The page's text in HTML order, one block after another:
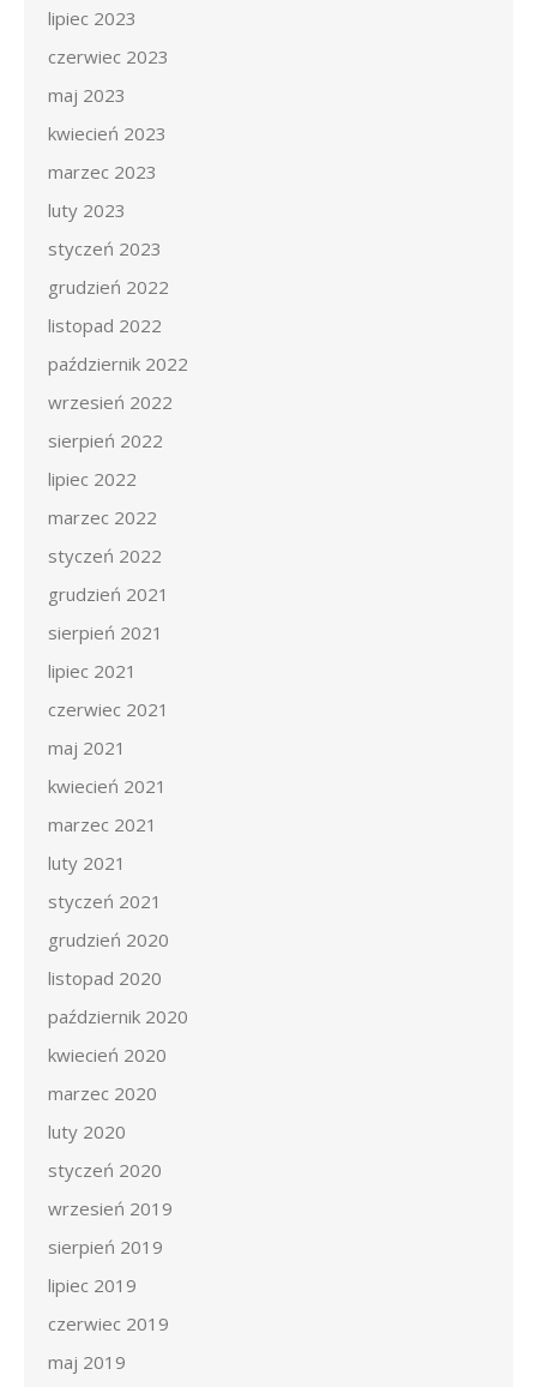
lipiec 2023
czerwiec 2023
maj 2023
kwiecień 2023
marzec 2023
luty 2023
styczeń 2023
grudzień 2022
listopad 2022
październik 2022
wrzesień 2022
sierpień 2022
lipiec 2022
marzec 2022
styczeń 2022
grudzień 2021
sierpień 2021
lipiec 2021
czerwiec 2021
maj 2021
kwiecień 2021
marzec 2021
luty 2021
styczeń 2021
grudzień 2020
listopad 2020
październik 2020
kwiecień 2020
marzec 2020
luty 2020
styczeń 2020
wrzesień 2019
sierpień 2019
lipiec 2019
czerwiec 2019
maj 2019